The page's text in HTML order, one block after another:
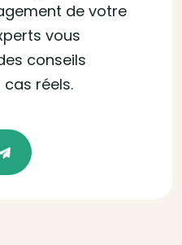
de votre
vous
conseils
réels.